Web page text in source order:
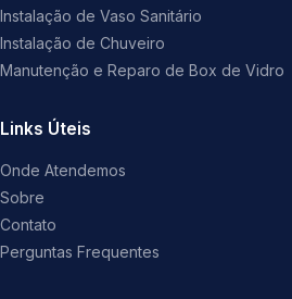
Instalação de Vaso Sanitário
Instalação de Chuveiro
Manutenção e Reparo de Box de Vidro
Links Úteis
Onde Atendemos
Sobre
Contato
Perguntas Frequentes